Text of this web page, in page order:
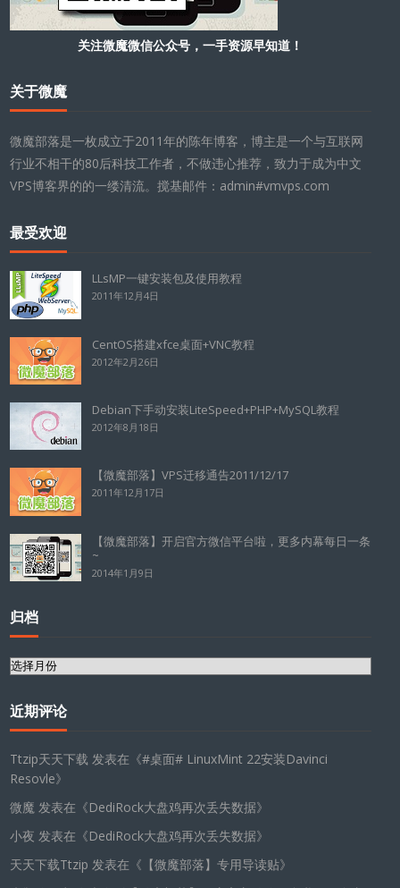
关注微魔微信公众号，一手资源早知道！
关于微魔
微魔部落是一枚成立于2011年的陈年博客，博主是一个与互联网
行业不相干的80后科技工作者，不做违心推荐，致力于成为中文
VPS博客界的的一缕清流。搅基邮件：admin#vmvps.com
最受欢迎
LLsMP一键安装包及使用教程
2011年12月4日
CentOS搭建xfce桌面+VNC教程
2012年2月26日
Debian下手动安装LiteSpeed+PHP+MySQL教程
2012年8月18日
【微魔部落】VPS迁移通告2011/12/17
2011年12月17日
【微魔部落】开启官方微信平台啦，更多内幕每日一条
~
2014年1月9日
归档
归
近期评论
Ttzip天天下载 发表在《#桌面# LinuxMint 22安装Davinci
Resovle》
微魔 发表在《DediRock大盘鸡再次丢失数据》
小夜 发表在《DediRock大盘鸡再次丢失数据》
天天下载Ttzip 发表在《 【微魔部落】专用导读贴》